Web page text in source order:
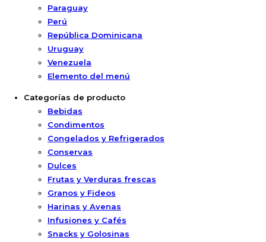
Paraguay
Perú
República Dominicana
Uruguay
Venezuela
Elemento del menú
Categorías de producto
Bebidas
Condimentos
Congelados y Refrigerados
Conservas
Dulces
Frutas y Verduras frescas
Granos y Fideos
Harinas y Avenas
Infusiones y Cafés
Snacks y Golosinas